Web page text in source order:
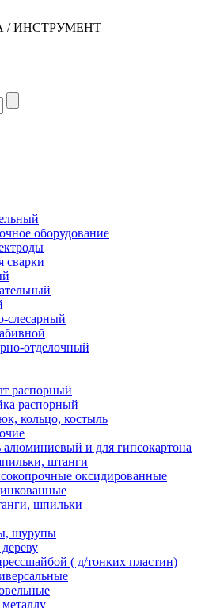
/ ИНСТРУМЕНТ
оборудование
сварки
слесарный
отделочный
распорный
распорный
кольцо, костыль
и для гипсокартона
штанги
оксидированные
шпильки
шурупы
( д/тонких пластин)